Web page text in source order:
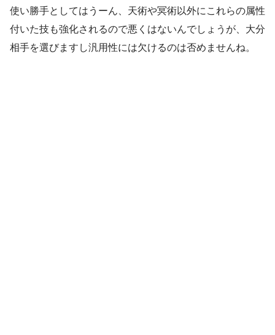
使い勝手としてはうーん、天術や冥術以外にこれらの属性
付いた技も強化されるので悪くはないんでしょうが、大分
相手を選びますし汎用性には欠けるのは否めませんね。